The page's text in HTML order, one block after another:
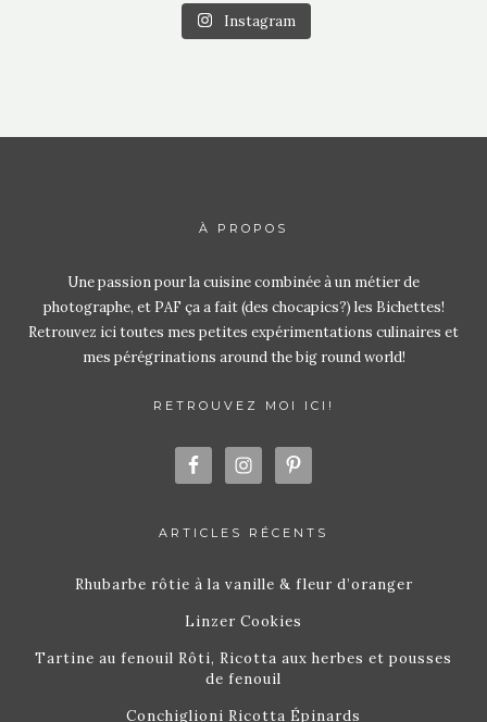
Instagram
À PROPOS
Une passion pour la cuisine combinée à un métier de
photographe, et PAF ça a fait (des chocapics?) les Bichettes!
Retrouvez ici toutes mes petites expérimentations culinaires et
mes pérégrinations around the big round world!
RETROUVEZ MOI ICI!
ARTICLES RÉCENTS
Rhubarbe rôtie à la vanille & fleur d’oranger
Linzer Cookies
Tartine au fenouil Rôti, Ricotta aux herbes et pousses
de fenouil
Conchiglioni Ricotta Épinards